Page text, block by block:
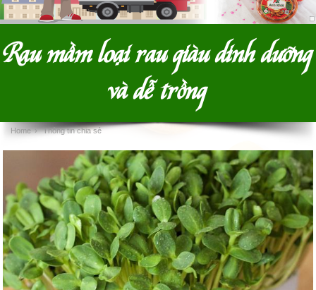
Rau mầm loại rau giàu dinh dưỡng
và dễ trồng
Home › Thông tin chia sẻ